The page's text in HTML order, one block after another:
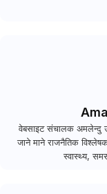
वेबसाइट संचालक अमलेन्दु
जाने माने राजनैतिक
स्वास्थ्य,